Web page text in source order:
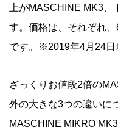
上がMASCHINE MK3
す。価格は、それぞれ、
です。※2019年4月24日
ざっくりお値段2倍の
外の大きな3つの違いに
MASCHINE MIKRO